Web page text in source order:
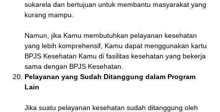
sukarela dan bertujuan untuk membantu masyarakat yang
kurang mampu.
Namun, jika Kamu membutuhkan pelayanan kesehatan
yang lebih komprehensif, Kamu dapat menggunakan kartu
BPJS Kesehatan Kamu di fasilitas kesehatan yang bekerja
sama dengan BPJS Kesehatan.
Pelayanan yang Sudah Ditanggung dalam Program
Lain
Jika suatu pelayanan kesehatan sudah ditanggung oleh